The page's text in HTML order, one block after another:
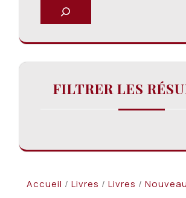
Accueil / Livres / Livres /
FILTRER LES